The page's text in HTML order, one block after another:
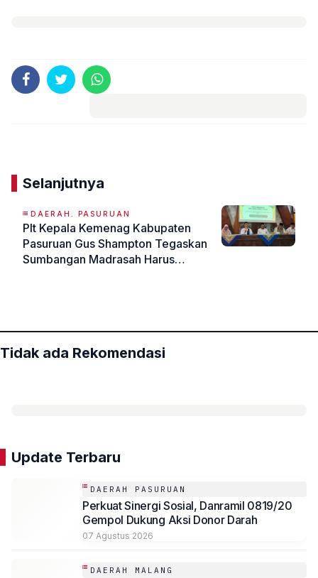
Selanjutnya
DAERAH. PASURUAN
Plt Kepala Kemenag Kabupaten
Pasuruan Gus Shampton Tegaskan
Sumbangan Madrasah Harus
Tidak ada Rekomendasi
Update Terbaru
DAERAH PASURUAN
Perkuat Sinergi Sosial, Danramil 0819/20
Gempol Dukung Aksi Donor Darah
07 Agustus 2026
DAERAH MALANG